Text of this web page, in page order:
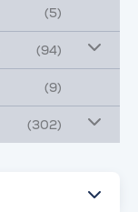
(5)
(94)
(9)
(302)